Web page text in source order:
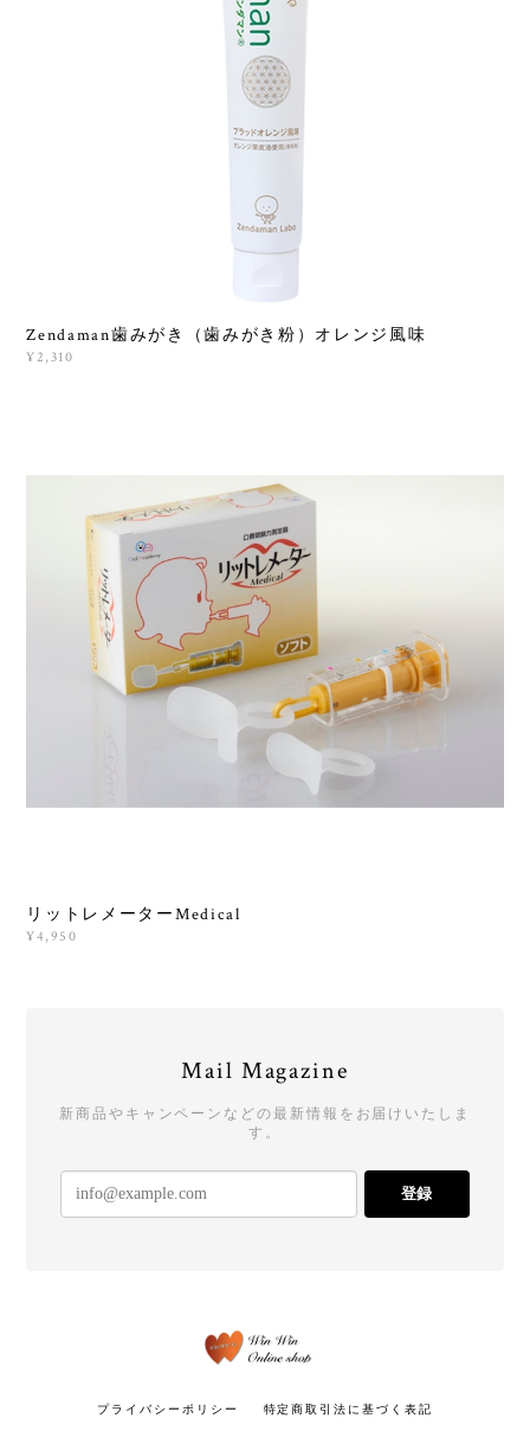
Zendaman歯みがき（歯みがき粉）オレンジ風味
¥2,310
リットレメーターMedical
¥4,950
Mail Magazine
新商品やキャンペーンなどの最新情報をお届けいたしま
す。
登録
プライバシーポリシー 特定商取引法に基づく表記